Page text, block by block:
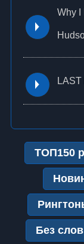
Why I
ТОП150
Без слов